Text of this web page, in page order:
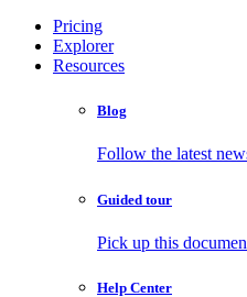
Pricing
Explorer
Resources
Blog
Follow the latest
Guided tour
Pick up this
Help Center